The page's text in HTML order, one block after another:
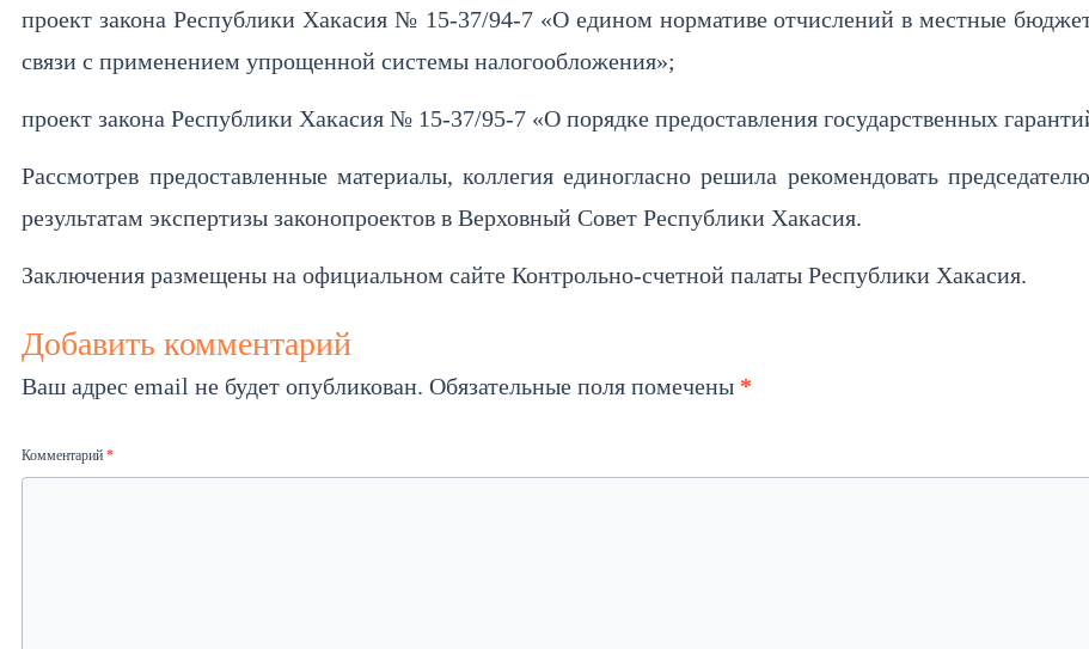
проект закона Республики Хакасия № 15-37/94-7 «О едином нормативе отчислений в местные
связи с применением упрощенной системы налогообложения»;
проект закона Республики Хакасия № 15-37/95-7 «О порядке предоставления государственных
Рассмотрев предоставленные материалы, коллегия единогласно решила рекомендовать
результатам экспертизы законопроектов в Верховный Совет Республики Хакасия.
Заключения размещены на официальном сайте Контрольно-счетной палаты Республики Хакасия.
Добавить комментарий
Ваш адрес email не будет опубликован. Обязательные поля помечены *
Комментарий*